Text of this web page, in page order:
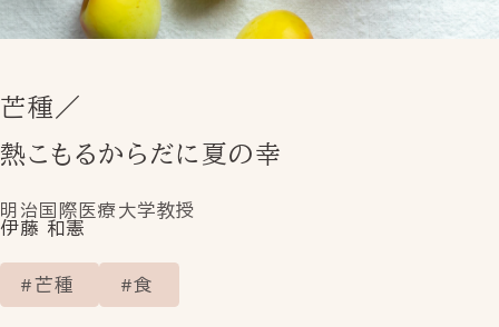
製品情報
YOJO/OKYUの使い方
芒種／
熱こもるからだに夏の幸
明治国際医療大学教授
伊藤 和憲
芒種 食